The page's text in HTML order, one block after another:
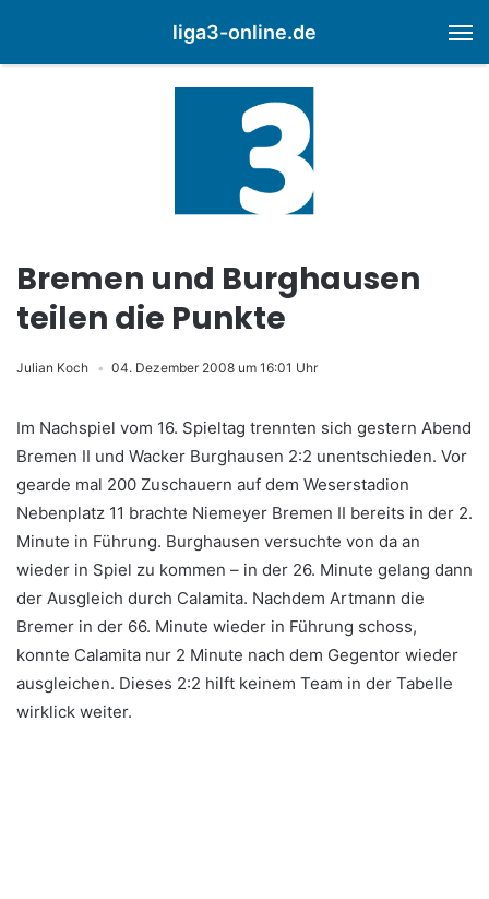
liga3-online.de
Bremen und Burghausen
teilen die Punkte
Julian Koch 04. Dezember 2008 um 16:01 Uhr
Im Nachspiel vom 16. Spieltag trennten sich gestern Abend
Bremen II und Wacker Burghausen 2:2 unentschieden. Vor
gearde mal 200 Zuschauern auf dem Weserstadion
Nebenplatz 11 brachte Niemeyer Bremen II bereits in der 2.
Minute in Führung. Burghausen versuchte von da an
wieder in Spiel zu kommen – in der 26. Minute gelang dann
der Ausgleich durch Calamita. Nachdem Artmann die
Bremer in der 66. Minute wieder in Führung schoss,
konnte Calamita nur 2 Minute nach dem Gegentor wieder
ausgleichen. Dieses 2:2 hilft keinem Team in der Tabelle
wirklick weiter.